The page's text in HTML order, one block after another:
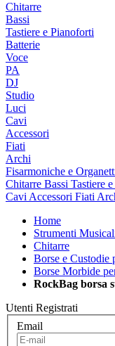
Chitarre
Bassi
Tastiere e Pianoforti
Batterie
Voce
PA
DJ
Studio
Luci
Cavi
Accessori
Fiati
Archi
Fisarmoniche e
Chitarre Bassi Tastiere
Cavi Accessori Fiati
Home
Strumenti
Chitarre
Borse e Custodie
Borse Morbide
RockBag borsa
Utenti Registrati
Email